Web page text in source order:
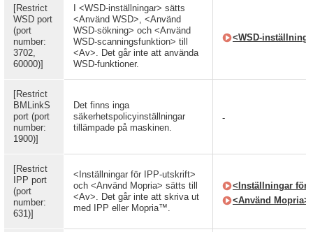
[Restrict
WSD port
(port
number:
3702,
60000)]
I <WSD-inställningar> sätts
<Använd WSD>, <Använd
WSD-sökning> och <Använd
WSD-scanningsfunktion> till
<Av>. Det går inte att använda
WSD-funktioner.
<WSD-
[Restrict
BMLinkS
port (port
number:
1900)]
Det finns inga
säkerhetspolicyinställningar
tillämpade på maskinen.
-
[Restrict
IPP port
(port
number:
631)]
<Inställningar för IPP-utskrift>
och <Använd Mopria> sätts till
<Av>. Det går inte att skriva ut
med IPP eller Mopria™.
<Inställningar för
<Använd Mopria>